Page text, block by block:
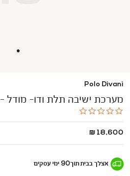
Polo Divani
מערכת ישיבה תלת ודו- מודל - Massimo
החל
18,600 ₪
אצלך בביתתוך90 ימי עסקים